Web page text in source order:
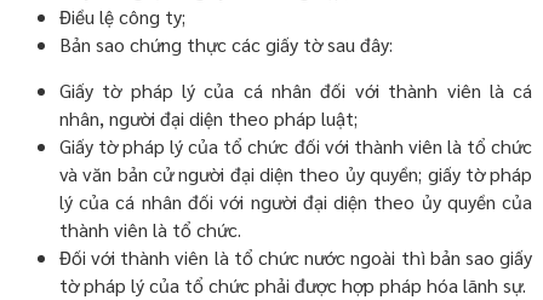
Điều lệ công ty;
Bản sao chứng thực các giấy tờ sau đây:
Giấy tờ pháp lý của cá nhân đối với thành viên là cá
nhân, người đại diện theo pháp luật;
Giấy tờ pháp lý của tổ chức đối với thành viên là tổ chức
và văn bản cử người đại diện theo ủy quyền; giấy tờ pháp
lý của cá nhân đối với người đại diện theo ủy quyền của
thành viên là tổ chức.
Đối với thành viên là tổ chức nước ngoài thì bản sao giấy
tờ pháp lý của tổ chức phải được hợp pháp hóa lãnh sự.